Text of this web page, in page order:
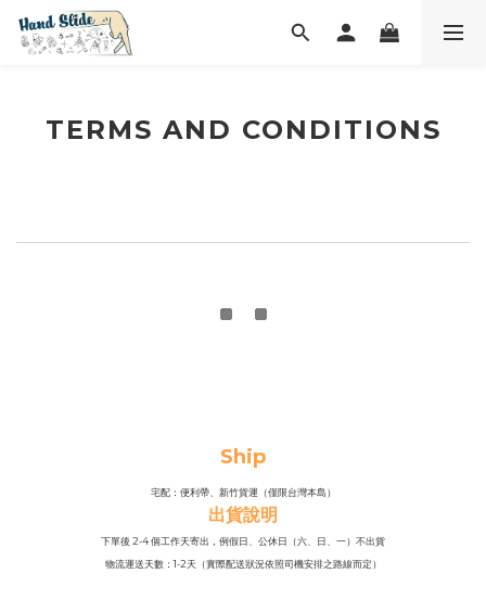
TERMS AND CONDITIONS
Ship
宅配：便利帶、新竹貨運（僅限台灣本島）
出貨說明
下單後 2-4 個工作天寄出，例假日、公休日（六、日、一）不出貨
物流運送天數：1-2天（實際配送狀況依照司機安排之路線而定）